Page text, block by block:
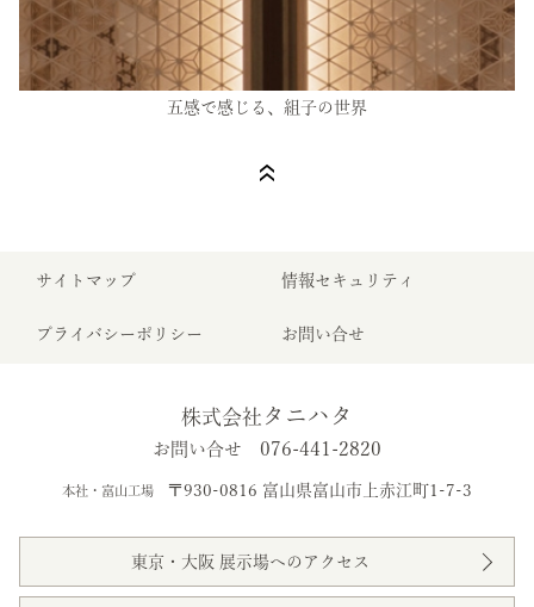
五感で感じる、組子の世界
サイトマップ 情報セキュリティ
プライバシーポリシー お問い合せ
株式会社 タニハタ
お問い合せ 076-441-2820
本社・富山工場 〒930-0816 富山県富山市上赤江町1-7-3
東京・大阪 展示場へのアクセス